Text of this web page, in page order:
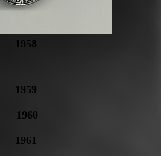
1958
1959
1960
1961